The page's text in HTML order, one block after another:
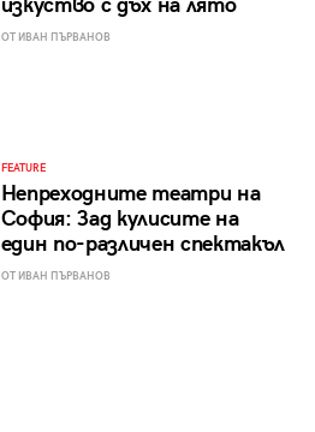
ОТ ИВАН ПЪРВАНОВ
FEATURE
Непреходните театри на
София: Зад кулисите на
един по-различен спектакъл
ОТ ИВАН ПЪРВАНОВ